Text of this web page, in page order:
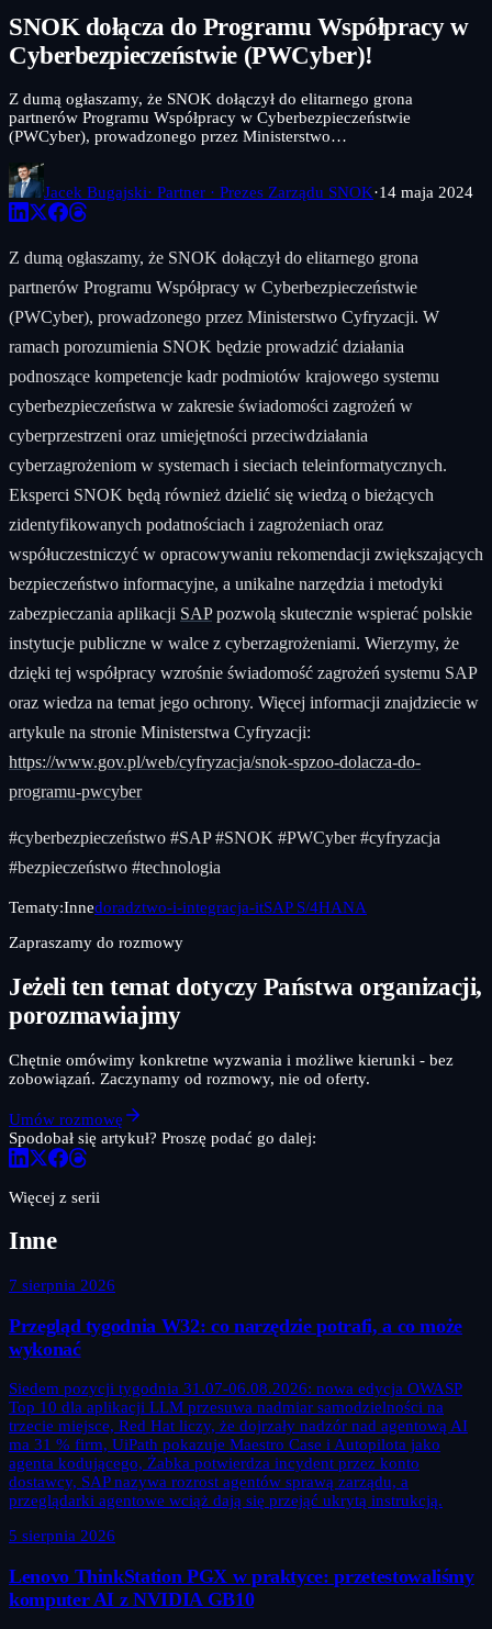
SNOK dołącza do Programu Współpracy w
Cyberbezpieczeństwie (PWCyber)!
Z dumą ogłaszamy, że SNOK dołączył do elitarnego grona
partnerów Programu Współpracy w Cyberbezpieczeństwie
(PWCyber), prowadzonego przez Ministerstwo…
Jacek Bugajski· Partner · Prezes Zarządu SNOK·14 maja 2024
Z dumą ogłaszamy, że SNOK dołączył do elitarnego grona
partnerów Programu Współpracy w Cyberbezpieczeństwie
(PWCyber), prowadzonego przez Ministerstwo Cyfryzacji. W
ramach porozumienia SNOK będzie prowadzić działania
podnoszące kompetencje kadr podmiotów krajowego systemu
cyberbezpieczeństwa w zakresie świadomości zagrożeń w
cyberprzestrzeni oraz umiejętności przeciwdziałania
cyberzagrożeniom w systemach i sieciach teleinformatycznych.
Eksperci SNOK będą również dzielić się wiedzą o bieżących
zidentyfikowanych podatnościach i zagrożeniach oraz
współuczestniczyć w opracowywaniu rekomendacji zwiększających
bezpieczeństwo informacyjne, a unikalne narzędzia i metodyki
zabezpieczania aplikacji SAPpozwolą skutecznie wspierać polskie
instytucje publiczne w walce z cyberzagrożeniami. Wierzymy, że
dzięki tej współpracy wzrośnie świadomość zagrożeń systemu SAP
oraz wiedza na temat jego ochrony. Więcej informacji znajdziecie w
artykule na stronie Ministerstwa Cyfryzacji:
https://www.gov.pl/web/cyfryzacja/snok-spzoo-dolacza-do-
programu-pwcyber
#cyberbezpieczeństwo #SAP #SNOK #PWCyber #cyfryzacja
#bezpieczeństwo #technologia
Tematy:Innedoradztwo-i-integracja-itSAP S/4HANA
Zapraszamy do rozmowy
Jeżeli ten temat dotyczy Państwa organizacji,
porozmawiajmy
Chętnie omówimy konkretne wyzwania i możliwe kierunki - bez
zobowiązań. Zaczynamy od rozmowy, nie od oferty.
Umów rozmowę
Spodobał się artykuł? Proszę podać go dalej:
Więcej z serii
Inne
7 sierpnia 2026
Przegląd tygodnia W32: co narzędzie potrafi, a co może
wykonać
Siedem pozycji tygodnia 31.07-06.08.2026: nowa edycja OWASP
Top 10 dla aplikacji LLM przesuwa nadmiar samodzielności na
trzecie miejsce, Red Hat liczy, że dojrzały nadzór nad agentową AI
ma 31 % firm, UiPath pokazuje Maestro Case i Autopilota jako
agenta kodującego, Żabka potwierdza incydent przez konto
dostawcy, SAP nazywa rozrost agentów sprawą zarządu, a
przeglądarki agentowe wciąż dają się przejąć ukrytą instrukcją.
5 sierpnia 2026
Lenovo ThinkStation PGX w praktyce: przetestowaliśmy
komputer AI z NVIDIA GB10